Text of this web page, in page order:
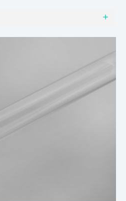
Service
Nyheter
Underhållstips